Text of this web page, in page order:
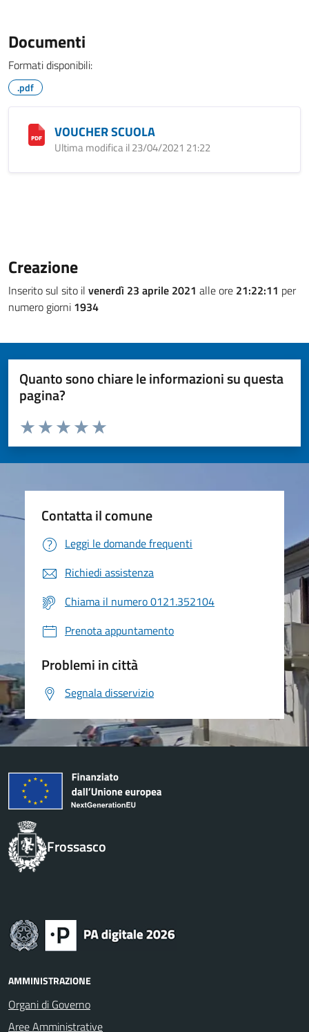
Documenti
Formati disponibili:
.pdf
VOUCHER SCUOLA
Ultima modifica il 23/04/2021 21:22
Creazione
Inserito sul sito il venerdì 23 aprile 2021 alle ore 21:22:11 per
numero giorni 1934
Quanto sono chiare le informazioni su questa
pagina?
Valuta da 1 a 5 stelle la pagina
Valuta 5 stelle su 5
Valuta 4 stelle su 5
Valuta 3 stelle su 5
Valuta 2 stelle su 5
Valuta 1 stelle su 5
Contatta il comune
Leggi le domande frequenti
Richiedi assistenza
Chiama il numero 0121.352104
Prenota appuntamento
Problemi in città
Segnala disservizio
Frossasco
AMMINISTRAZIONE
Organi di Governo
Aree Amministrative